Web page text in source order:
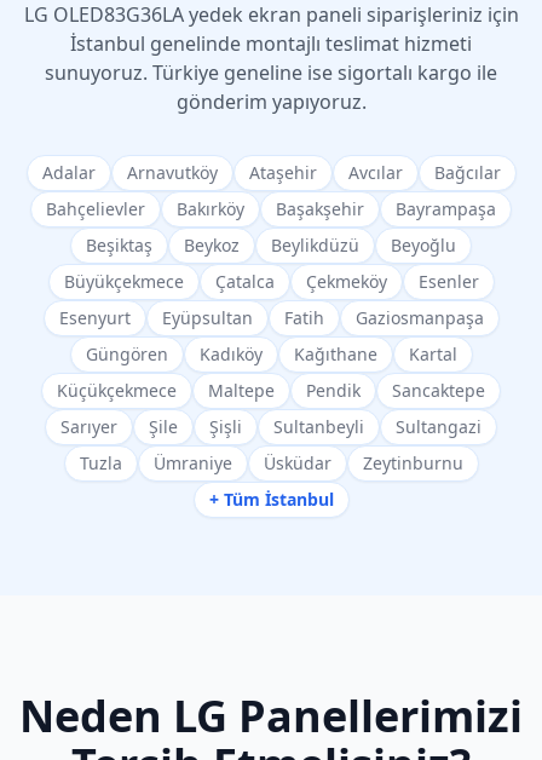
LG OLED83G36LAyedek ekran paneli siparişleriniz için
İstanbul genelinde montajlı teslimat hizmeti
sunuyoruz. Türkiye geneline ise sigortalı kargo ile
gönderim yapıyoruz.
Adalar Arnavutköy Ataşehir Avcılar
Bağcılar
Bahçelievler
Bakırköy Başakşehir
Bayrampaşa
Beşiktaş
Beykoz Beylikdüzü
Beyoğlu
Büyükçekmece
Çatalca Çekmeköy
Esenler
Esenyurt
Eyüpsultan Fatih
Gaziosmanpaşa
Güngören
Kadıköy Kağıthane
Kartal
Küçükçekmece
Maltepe Pendik
Sancaktepe
Sarıyer
Şile Şişli Sultanbeyli
Sultangazi
Tuzla
Ümraniye Üsküdar
Zeytinburnu
+ Tüm İstanbul
Neden LG Panellerimizi